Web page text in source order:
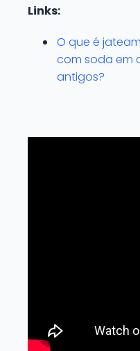
Links:
O que é
com soda em
antigos?